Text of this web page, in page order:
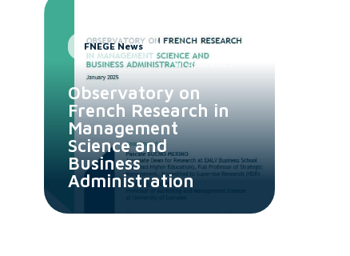
FNEGE News
11 April 2025
Observatory on
French Research in
Management
Science and
Business
Administration